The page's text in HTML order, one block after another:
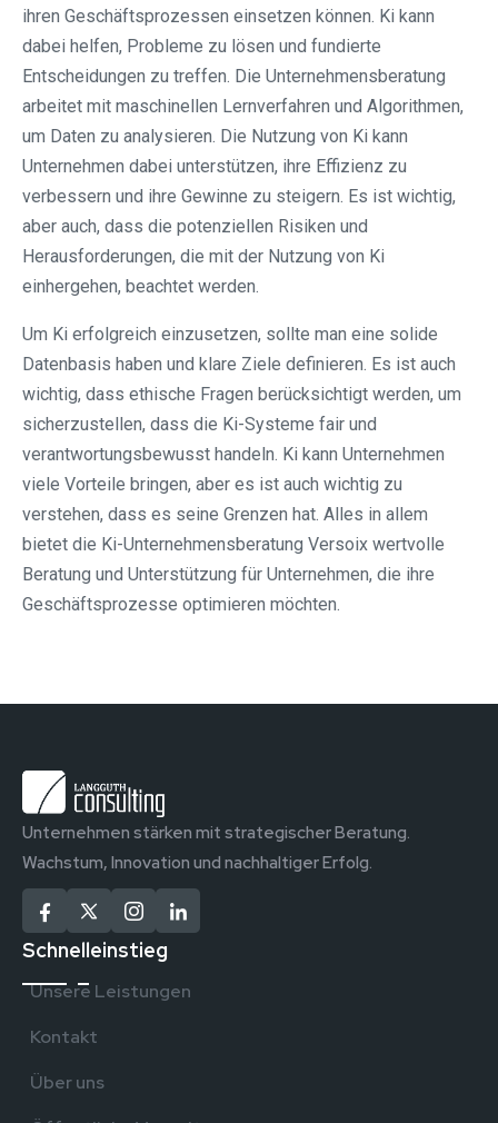
ihren Geschäftsprozessen einsetzen können. Ki kann
dabei helfen, Probleme zu lösen und fundierte
Entscheidungen zu treffen. Die Unternehmensberatung
arbeitet mit maschinellen Lernverfahren und Algorithmen,
um Daten zu analysieren. Die Nutzung von Ki kann
Unternehmen dabei unterstützen, ihre Effizienz zu
verbessern und ihre Gewinne zu steigern. Es ist wichtig,
aber auch, dass die potenziellen Risiken und
Herausforderungen, die mit der Nutzung von Ki
einhergehen, beachtet werden.
Um Ki erfolgreich einzusetzen, sollte man eine solide
Datenbasis haben und klare Ziele definieren. Es ist auch
wichtig, dass ethische Fragen berücksichtigt werden, um
sicherzustellen, dass die Ki-Systeme fair und
verantwortungsbewusst handeln. Ki kann Unternehmen
viele Vorteile bringen, aber es ist auch wichtig zu
verstehen, dass es seine Grenzen hat. Alles in allem
bietet die Ki-Unternehmensberatung Versoix wertvolle
Beratung und Unterstützung für Unternehmen, die ihre
Geschäftsprozesse optimieren möchten.
Unternehmen stärken mit strategischer Beratung.
Wachstum, Innovation und nachhaltiger Erfolg.
Schnelleinstieg
Unsere Leistungen
Kontakt
Über uns